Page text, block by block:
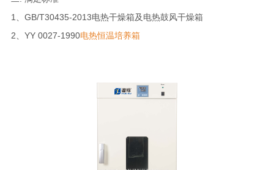
1、GB/T30435-2013电热干燥箱及电热鼓风干燥箱
2、YY 0027-1990电热恒温培养箱